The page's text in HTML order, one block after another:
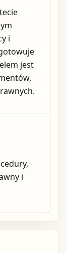
i
jest
i